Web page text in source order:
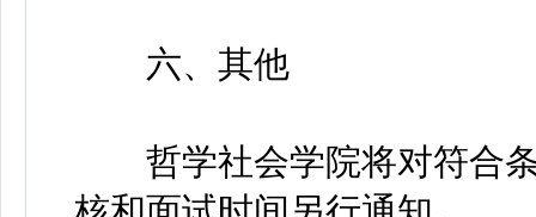
六、其他
哲学社会学院将对符合条